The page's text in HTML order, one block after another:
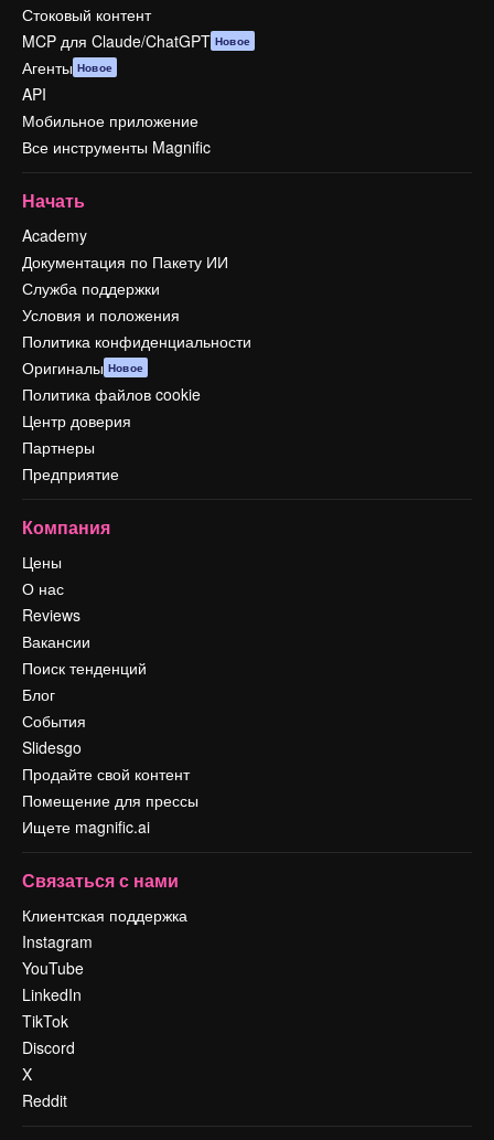
Стоковый контент
MCP для Claude/ChatGPT Новое
Агенты Новое
API
Мобильное приложение
Все инструменты Magnific
Начать
Academy
Документация по Пакету ИИ
Служба поддержки
Условия и положения
Политика конфиденциальности
Оригиналы Новое
Политика файлов cookie
Центр доверия
Партнеры
Предприятие
Компания
Цены
О нас
Reviews
Вакансии
Поиск тенденций
Блог
События
Slidesgo
Продайте свой контент
Помещение для прессы
Ищете magnific.ai
Связаться с нами
Клиентская поддержка
Instagram
YouTube
LinkedIn
TikTok
Discord
X
Reddit